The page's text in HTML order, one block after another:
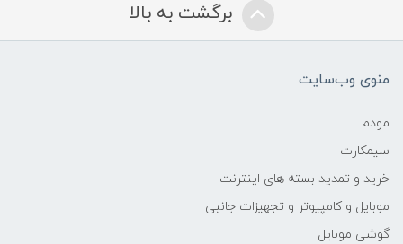
برگشت به بالا
منوی وب‌سایت
مودم
سیمکارت
خرید و تمدید بسته های اینترنت
موبایل و کامپیوتر و تجهیزات جانبی
گوشی موبایل